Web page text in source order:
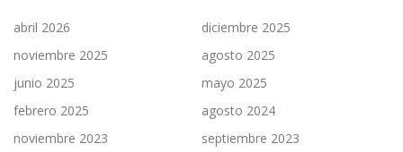
abril 2026
diciembre 2025
noviembre 2025
agosto 2025
junio 2025
mayo 2025
febrero 2025
agosto 2024
noviembre 2023
septiembre 2023